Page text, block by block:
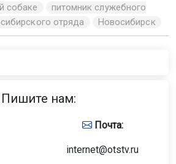
собаке
питомник служебного
отряда
Новосибирск
Пишите нам:
Почта:
internet@otstv.ru